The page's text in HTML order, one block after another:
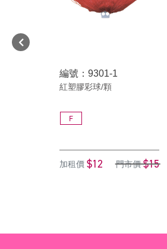
編號：9301-1
紅塑膠彩球/顆
F
加租價 $12 門市價 $15